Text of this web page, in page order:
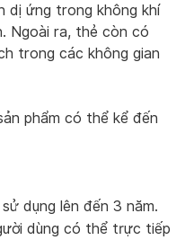
dị ứng trong không khí
Ngoài ra, thẻ còn có
trong các không gian
phẩm có thể kể đến
dụng lên đến 3 năm.
dùng có thể trực tiếp